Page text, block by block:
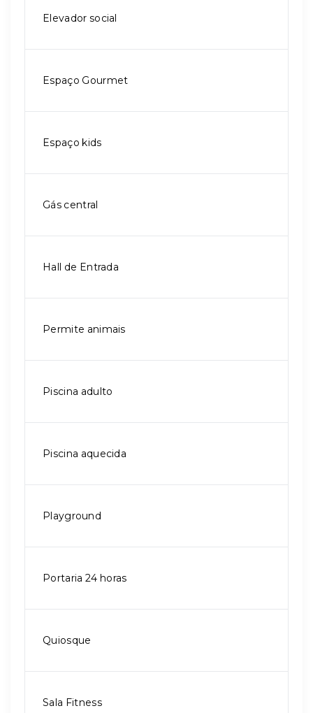
Elevador social
Espaço Gourmet
Espaço kids
Gás central
Hall de Entrada
Permite animais
Piscina adulto
Piscina aquecida
Playground
Portaria 24 horas
Quiosque
Sala Fitness